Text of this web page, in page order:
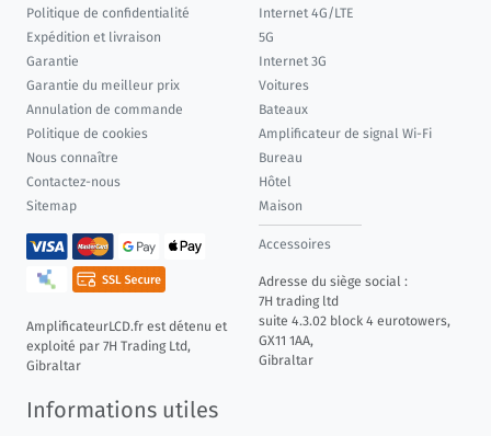
Politique de confidentialité
Expédition et livraison
Garantie
Garantie du meilleur prix
Annulation de commande
Politique de cookies
Nous connaître
Contactez-nous
Sitemap
AmplificateurLCD.fr est détenu et
exploité par 7H Trading Ltd,
Gibraltar
Internet 4G/LTE
5G
Internet 3G
Voitures
Bateaux
Amplificateur de signal Wi-Fi
Bureau
Hôtel
Maison
Accessoires
Adresse du siège social :
7H trading ltd
suite 4.3.02 block 4 eurotowers,
GX11 1AA,
Gibraltar
Informations utiles